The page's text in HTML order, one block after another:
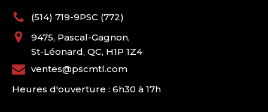
(514) 719-9PSC (772)
9475, Pascal-Gagnon,
St-Léonard, QC, H1P 1Z4
ventes@pscmtl.com
Heures d'ouverture : 6h30 à 17h